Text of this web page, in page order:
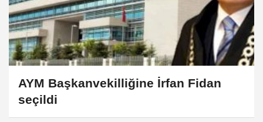
AYM Başkanvekilliğine İrfan Fidan
seçildi